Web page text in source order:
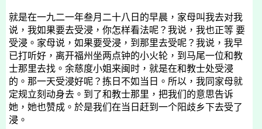
就是在一九二一年叁月二十八日 的早晨，家母叫我去对我
说，我如果要去受浸，你怎样看法呢？我说，我也正等 要
受浸。家母说，如果要受浸，到那里去受呢？我说，我早
已打听好，离开福州坐两点钟的小火轮，到马尾一位和教
士那里去找。 余慈度小姐来闽时，就是在和教士处受浸
的。那一天受浸好呢？拣日不如当日。所以，我同家母就
定规立刻动身去。到了和教士那里，把我们的意思告诉
她，她也赞成。於是我们在当日赶到一个阳歧乡下去受了
浸。